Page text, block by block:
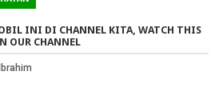
INI DI CHANNEL KITA, WATCH THIS
OUR CHANNEL